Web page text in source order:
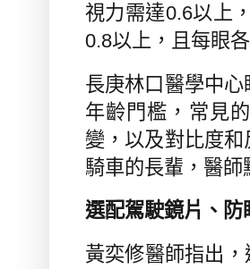
視力需達0.6以上
0.8以上，且每眼
長庚林口醫學中
年齡門檻，常見
變，以及對比度
騎車的長輩，醫
選配駕駛鏡片、
黃奕修醫師指出，